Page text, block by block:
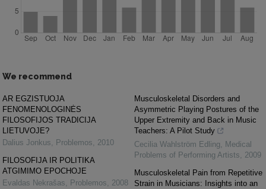
We recommend
AR EGZISTUOJA
FENOMENOLOGINĖS
FILOSOFIJOS TRADICIJA
LIETUVOJE?
Dalius Jonkus, Problemos, 2010
FILOSOFIJA IR POLITIKA
ATGIMIMO EPOCHOJE
Evaldas Nekrašas, Problemos, 2008
Musculoskeletal Disorders and
Asymmetric Playing Postures of the
Upper Extremity and Back in Music
Teachers: A Pilot Study
Cecilia Wahlström Edling, Medical
Problems of Performing Artists, 2009
Musculoskeletal Pain from Repetitive
Strain in Musicians: Insights into an